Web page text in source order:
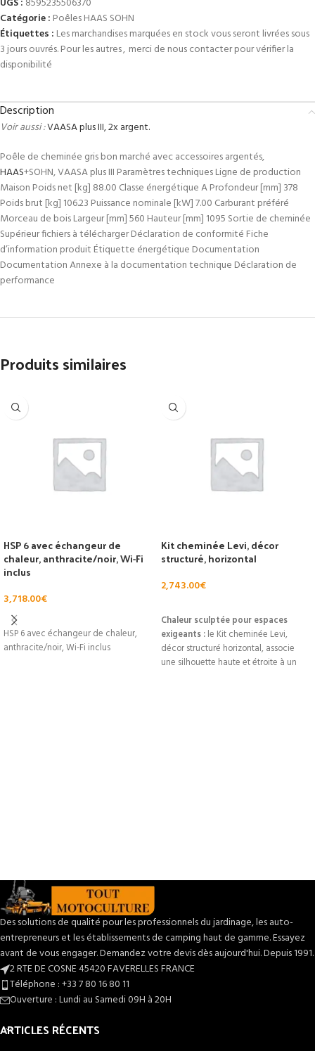
UGS : 8595235506370
Catégorie : Poêles HAAS SOHN
Étiquettes : Les marchandises marquées en stock vous seront livrées sous
3 jours ouvrés. Pour les autres, merci de nous contacter pour vérifier la
disponibilité
Description
Voir aussi :VAASA plus III, 2x argent.
Poêle de cheminée gris bon marché avec accessoires argentés,
HAAS+SOHN, VAASA plus III Paramètres techniques Ligne de production
Maison Poids net [kg] 88.00 Classe énergétique A Profondeur [mm] 378
Poids brut [kg] 106.23 Puissance nominale [kW] 7.00 Carburant préféré
Morceau de bois Largeur [mm] 560 Hauteur [mm] 1095 Sortie de cheminée
Supérieur fichiers à télécharger Déclaration de conformité Fiche
d’information produit Étiquette énergétique Documentation
Documentation Annexe à la documentation technique Déclaration de
performance
Produits similaires
HSP 6 avec échangeur de
chaleur, anthracite/noir, Wi-Fi
inclus
3,718.00€
AJOUTER AU PANIER
HSP 6 avec échangeur de chaleur,
anthracite/noir, Wi-Fi inclus
Kit cheminée Levi, décor
structuré, horizontal
2,743.00€
Chaleur sculptée pour espaces
exigeants : le Kit cheminée Levi,
décor structuré horizontal, associe
une silhouette haute et étroite à un
Des solutions de qualité pour les professionnels du jardinage, les auto-
entrepreneurs et les établissements de camping haut de gamme. Essayez
avant de vous engager. Demandez votre devis dès aujourd'hui. Depuis 1991.
2 RTE DE COSNE 45420 FAVERELLES FRANCE
Téléphone : +33 7 80 16 80 11
Ouverture : Lundi au Samedi 09H à 20H
ARTICLES RÉCENTS